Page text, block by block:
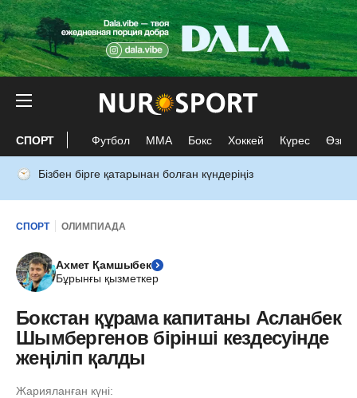
СПОРТ Футбол ММА Бокс Хоккей Күрес Өзге
Бізбен бірге қатарынан болған күндеріңіз
СПОРТ ОЛИМПИАДА
Ахмет Қамшыбек
Бұрынғы қызметкер
Бокстан құрама капитаны Асланбек
Шымбергенов бірінші кездесуінде
жеңіліп қалды
Жарияланған күні: